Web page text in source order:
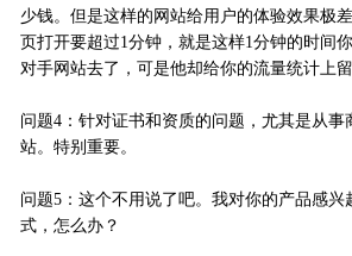
少钱。但是这样的网站给用户的体验效果极
页打开要超过1分钟，就是这样1分钟的时间
对手网站去了，可是他却给你的流量统计上
问题4：针对证书和资质的问题，尤其是从事
站。特别重要。
问题5：这个不用说了吧。我对你的产品感兴
式，怎么办？